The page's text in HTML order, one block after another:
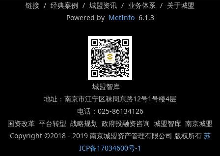
链接 经典案例 城盟资讯 业务体系
关于城盟
Powered by MetInfo6.1.3
城盟智库
地址：南京市江宁区秣周东路12号1号楼4层
电话：025-86134126
国资改革 平台转型 战略规划 政府投融资咨询 城盟智库 南京城盟
Copyright ©2018 - 2019 南京城盟资产管理有限公司 版权所有 苏
ICP备17034600号-1